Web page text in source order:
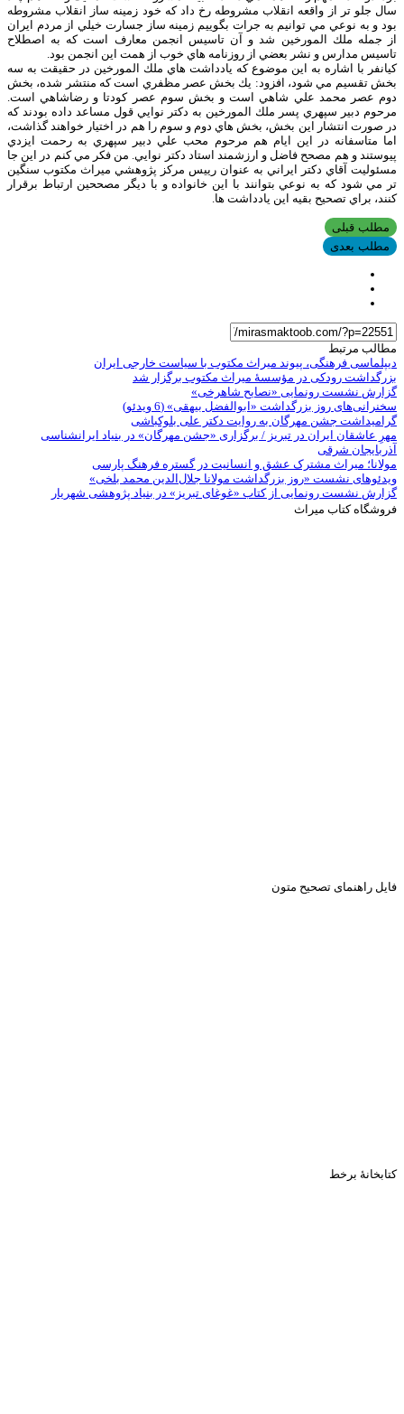
سال جلو تر از واقعه انقلاب مشروطه رخ داد كه خود زمينه ساز انقلاب مشروطه
بود و به نوعي مي توانيم به جرات بگوييم زمينه ساز جسارت خيلي از مردم ايران
از جمله ملك المورخين شد و آن تاسيس انجمن معارف است كه به اصطلاح
تاسيس مدارس و نشر بعضي از روزنامه هاي خوب از همت اين انجمن بود.
كيانفر با اشاره به اين موضوع كه يادداشت هاي ملك المورخين در حقيقت به سه
بخش تقسيم مي شود، افزود: يك بخش عصر مظفري است كه منتشر شده، بخش
دوم عصر محمد علي شاهي است و بخش سوم عصر كودتا و رضاشاهي است.
مرحوم دبير سپهري پسر ملك المورخين به دكتر نوايي قول مساعد داده بودند كه
در صورت انتشار اين بخش، بخش هاي دوم و سوم را هم در اختيار خواهند گذاشت،
اما متاسفانه در اين ايام هم مرحوم محب علي دبير سپهري به رحمت ايزدي
پيوستند و هم مصحح فاضل و ارزشمند استاد دكتر نوايي. من فكر مي كنم در اين جا
مسئوليت آقاي دكتر ايراني به عنوان رييس مركز پژوهشي ميراث مكتوب سنگين
تر مي شود كه به نوعي بتوانند با اين خانواده و با ديگر مصححين ارتباط برقرار
كنند، براي تصحيح بقيه اين يادداشت ها.
مطلب قبلی
مطلب بعدی
مطالب مرتبط
دیپلماسی فرهنگی، پیوند میراث مکتوب با سیاست خارجی ایران
بزرگداشت رودکی در مؤسسۀ میراث مکتوب برگزار شد
گزارش نشست رونمایی «نصایح شاهرخی»
سخنرانی‌های روز بزرگداشت «ابوالفضل بیهقی» (6 ویدئو)
گرامیداشت جشن مهرگان به روایت دکتر علی بلوکباشی
مهرِ عاشقان ایران در تبریز / برگزاری «جشن مهرگان» در بنیاد ایرانشناسی
آذربایجان شرقی
مولانا؛ میراث مشترک عشق و انسانیت در گستره فرهنگ پارسی
ویدئوهای نشست «روز بزرگداشت مولانا جلال‌الدین محمد بلخی»
گزارش نشست رونمایی از کتاب «غوغای تبریز» در بنیاد پژوهشی شهریار
فروشگاه کتاب میراث
فایل راهنمای تصحیح متون
کتابخانۀ برخط